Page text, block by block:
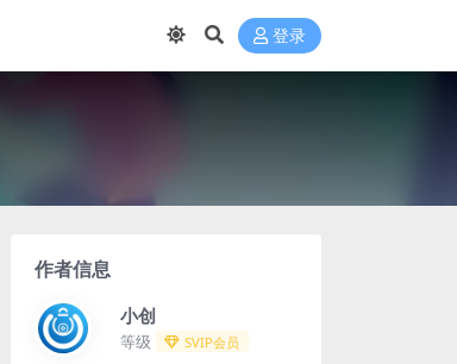
登录
作者信息
小创
等级 SVIP会员